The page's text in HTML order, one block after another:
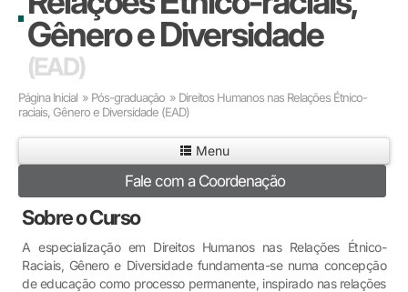
Já sou Aluno
Matricule-se
Graduação
Extensão
Infraestrutura e Serviços
Inovação
Sobre a ULBRA
Gênero e Diversidade
(EAD)
Página Inicial » Pós-graduação » Direitos Humanos nas Relações Étnico-
raciais, Gênero e Diversidade (EAD)
Menu
Fale com a Coordenação
Sobre o Curso
A especialização em Direitos Humanos nas Relações Étnico-
Raciais, Gênero e Diversidade fundamenta-se numa concepção
de educação como processo permanente, inspirado nas relações